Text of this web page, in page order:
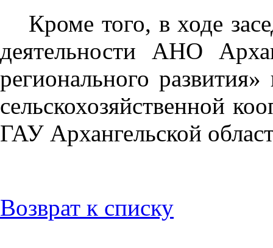
Кроме того, в ходе
деятельности АНО
регионального
сельскохозяйственной
ГАУ Архангельской
Возврат к списку